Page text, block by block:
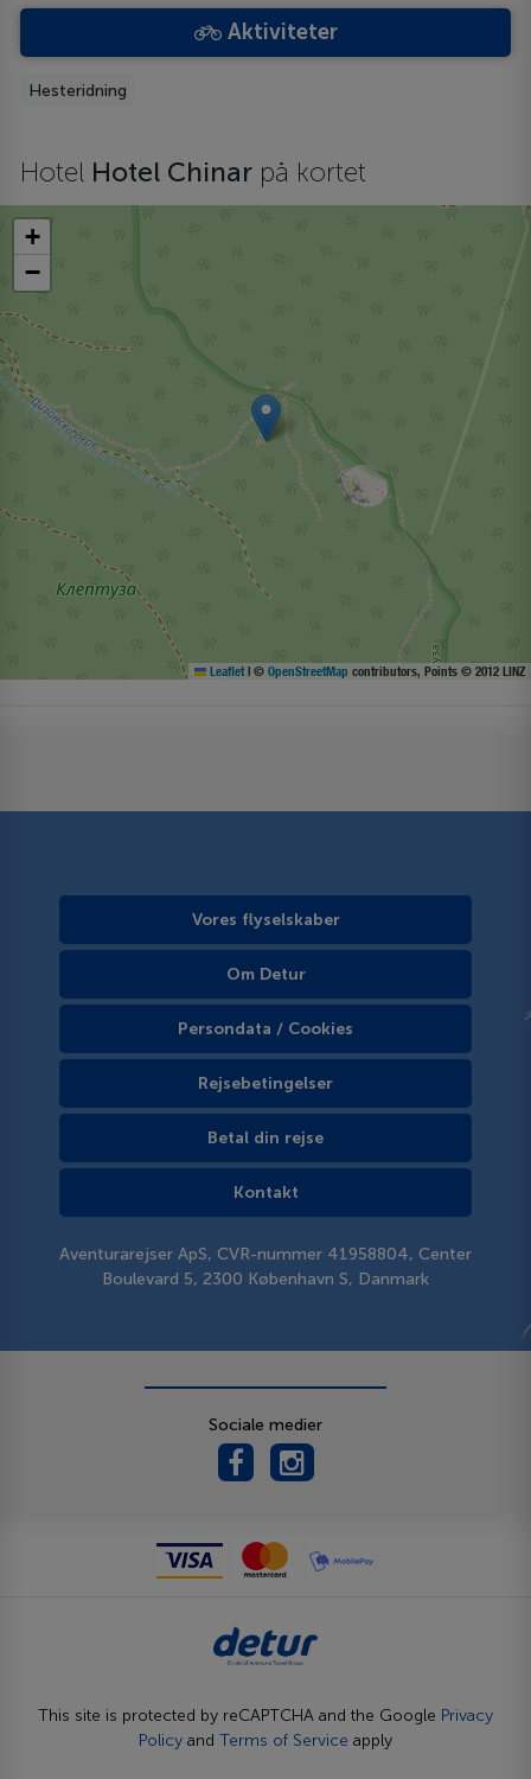
Aktiviteter
Hesteridning
Hotel Hotel Chinar på kortet
+
−
Leaflet | © OpenStreetMap contributors, Points © 2012 LINZ
Vores flyselskaber
Om Detur
Persondata / Cookies
Rejsebetingelser
Betal din rejse
Kontakt
Aventurarejser ApS, CVR-nummer 41958804, Center
Boulevard 5, 2300 København S, Danmark
Sociale medier
This site is protected by reCAPTCHA and the Google Privacy
Policy and Terms of Service apply